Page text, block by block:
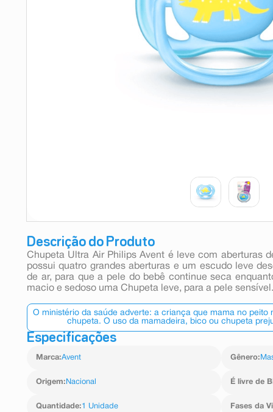
Descrição do Produto
Chupeta Ultra Air Philips Avent é leve com aberturas
possui quatro grandes aberturas e um escudo leve
de ar, para que a pele do bebê continue seca
macio e sedoso uma Chupeta leve, para a pele sensível.
O ministério da saúde adverte: a criança que mama no peito
chupeta. O uso da mamadeira, bico ou chupeta
Especificações
Marca:Avent Gênero:
Origem: Nacional É livre de
Quantidade:1 Unidade Fases da
9º esmalte
10
absorvente